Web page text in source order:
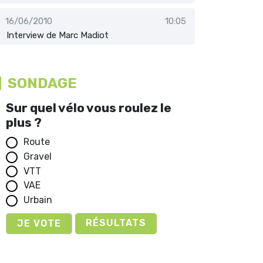
16/06/2010
10:05
Interview de Marc Madiot
SONDAGE
Sur quel vélo vous roulez le
plus ?
Route
Gravel
VTT
VAE
Urbain
RÉSULTATS